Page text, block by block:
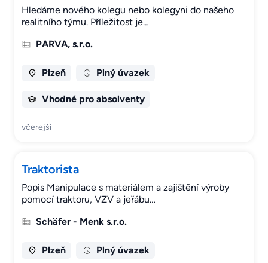
Hledáme nového kolegu nebo kolegyni do našeho
realitního týmu. Příležitost je…
PARVA, s.r.o.
Plzeň Plný úvazek
Vhodné pro absolventy
včerejší
Traktorista
Popis Manipulace s materiálem a zajištění výroby
pomocí traktoru, VZV a jeřábu…
Schäfer - Menk s.r.o.
Plzeň Plný úvazek